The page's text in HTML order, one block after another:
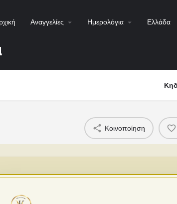
Αναγγελίες Ημερολόγια Ελλάδα
Κοινοποίηση